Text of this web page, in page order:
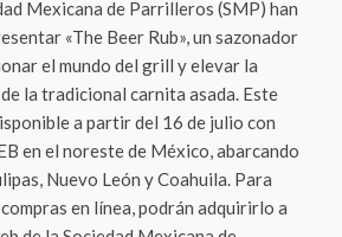
Mexicana de Parrilleros (SMP) han
«The Beer Rub», un sazonador
el mundo del grill y elevar la
la tradicional carnita asada. Este
a partir del 16 de julio con
en el noreste de México, abarcando
Nuevo León y Coahuila. Para
en línea, podrán adquirirlo a